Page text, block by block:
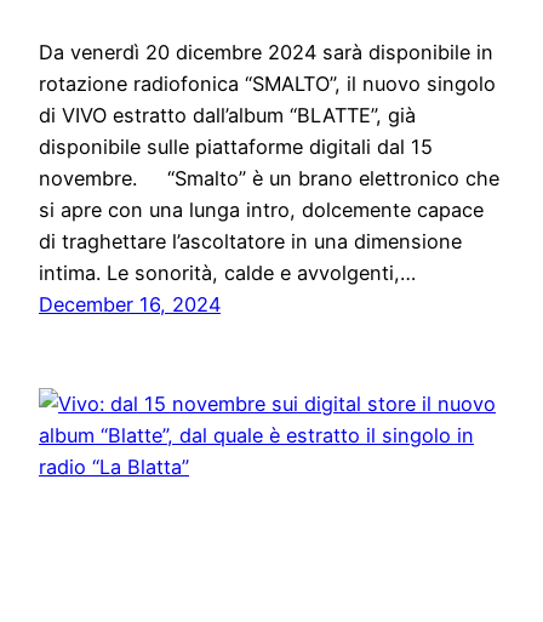
Da venerdì 20 dicembre 2024 sarà disponibile in
rotazione radiofonica “SMALTO”, il nuovo singolo
di VIVO estratto dall’album “BLATTE”, già
disponibile sulle piattaforme digitali dal 15
novembre. “Smalto” è un brano elettronico che
si apre con una lunga intro, dolcemente capace
di traghettare l’ascoltatore in una dimensione
intima. Le sonorità, calde e avvolgenti,…
December 16, 2024